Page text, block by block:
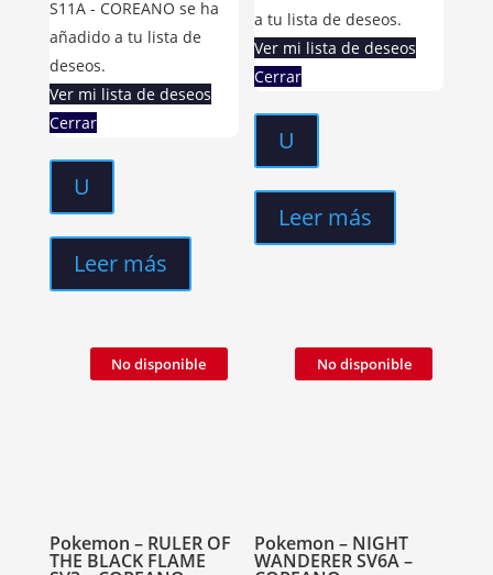
S11A - COREANO se ha
añadido a tu lista de
deseos.
Ver mi lista de deseos
Cerrar
U
Leer más
a tu lista de deseos.
Ver mi lista de deseos
Cerrar
U
Leer más
Pokemon – RULER OF
THE BLACK FLAME
No disponible
Pokemon – NIGHT
WANDERER SV6A –
No disponible